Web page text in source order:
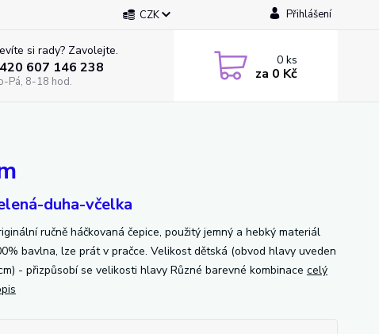
CZK Přihlášení
si rady? Zavolejte.
607 146 238
Pá, 8-18 hod.
0ks
za 0 Kč
duha-včelka
ručně háčkovaná čepice, použitý jemný a hebký materiál
bavlna, lze prát v pračce. Velikost dětská (obvod hlavy uveden
- přizpůsobí se velikosti hlavy Různé barevné kombinace celý